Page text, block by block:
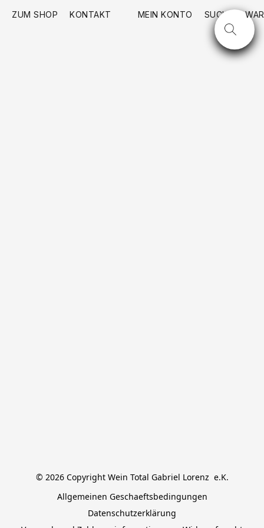
ZUM SHOP KONTAKT MEIN KONTO SUCHE
© 2026 Copyright Wein Total Gabriel Lorenz  e.K.
Allgemeinen Geschaeftsbedingungen
Datenschutzerklärung